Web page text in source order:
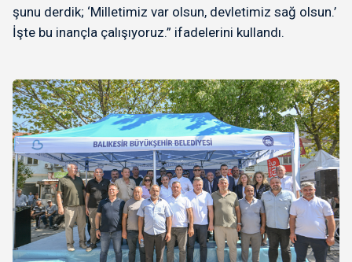
şunu derdik; ‘Milletimiz var olsun, devletimiz sağ olsun.’
İşte bu inançla çalışıyoruz.” ifadelerini kullandı.